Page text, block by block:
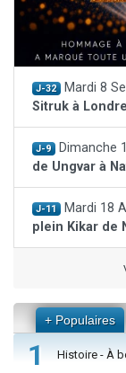
J-32 Mardi 8
Sitruk à
J-9 Dimanche
de Ungvar à
J-11 Mardi 18
plein Kikar de
+ Populaires
1 Histoire - À